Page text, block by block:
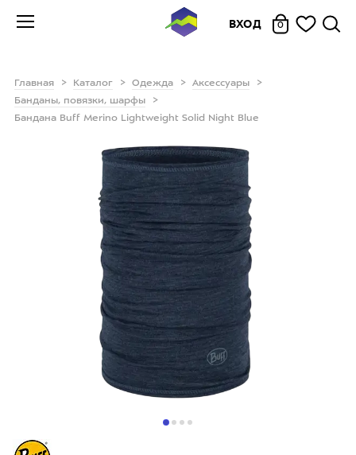
ВХОД 0
Главная Каталог Одежда
Аксессуары
Банданы, повязки, шарфы
Бандана Buff Merino Lightweight Solid Night Blue